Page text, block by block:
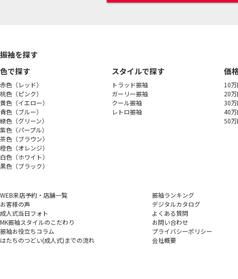
振袖を探す
色で探す
赤色（レッド）
桃色（ピンク）
黄色（イエロー）
青色（ブルー）
緑色（グリーン）
紫色（パープル）
茶色（ブラウン）
橙色（オレンジ）
白色（ホワイト）
黒色（ブラック）
スタイルで探す
トラッド振袖
ガーリー振袖
クール振袖
レトロ振袖
価
10
20
30
40
50
WEB来店予約・店舗一覧
お客様の声
成人式当日フォト
MK振袖スタイルのこだわり
振袖お役立ちコラム
はたちのつどい(成人式)までの流れ
振袖ランキング
デジタルカタログ
よくある質問
お問い合わせ
プライバシーポリシー
会社概要